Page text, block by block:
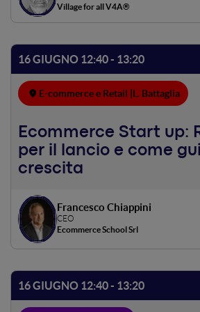
turistica accessibile, sostenibile e
Ospiti dando risposte a una domanda
potenzialmente il 20% del PIL
parole sono importanti e a volte
Impariamo a usare le parole giuste e le
comunicazione di questo settore.
Village for all V4A®
16 GIUGNO 12:40 - 13:20
E-commerce e Retail | L. Battaglia
Ecommerce Start up:
per il lancio e come
crescita
Francesco Chiappini
CEO
Ecommerce School Srl
16 GIUGNO 12:40 - 13:20